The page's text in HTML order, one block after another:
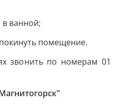
в ванной;
помещение.
звонить по номерам 01